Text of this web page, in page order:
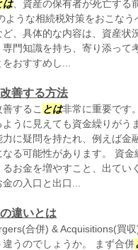
は、資産の保有者が死亡する
ような相続税対策をおこな
、具体的な内容は、資産状
専門知識を持ち、寄り添って
おすすめし...
善する方法
するこ とは非常に重要です
ように見えても資金繰りがう
力に疑問を持たれ、例えば金
なる可能性があります。 資
お金を増やすこと、出てい
の入口と出口...
違いとは
合併) & Acquisitions(買
違うのでしょうか。 まず合併